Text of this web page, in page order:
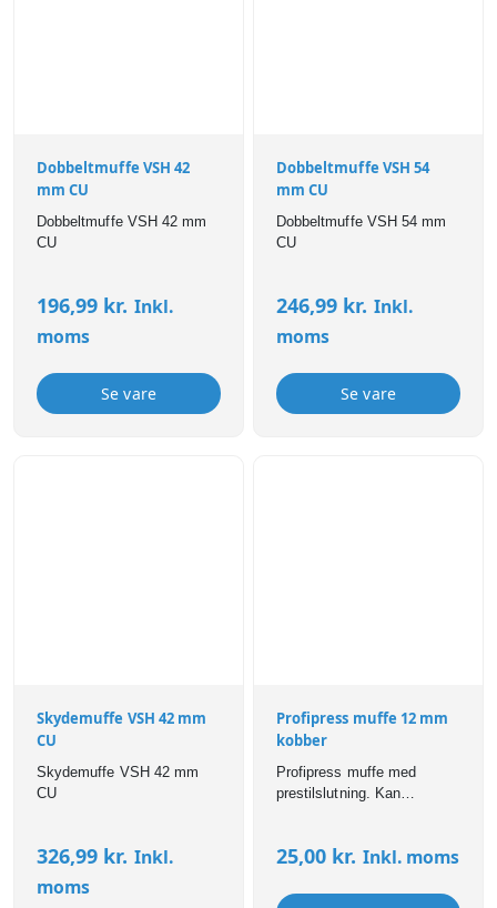
Dobbeltmuffe VSH 42
mm CU
Dobbeltmuffe VSH 42 mm
CU
196,99 kr. Inkl.
moms
Se vare
Dobbeltmuffe VSH 54
mm CU
Dobbeltmuffe VSH 54 mm
CU
246,99 kr. Inkl.
moms
Se vare
Skydemuffe VSH 42 mm
CU
Skydemuffe VSH 42 mm
CU
326,99 kr. Inkl.
moms
Profipress muffe 12 mm
kobber
Profipress muffe med
prestilslutning. Kan
køleinstallationer. Profipress
Contur som sikrer, at
25,00 kr. Inkl. moms